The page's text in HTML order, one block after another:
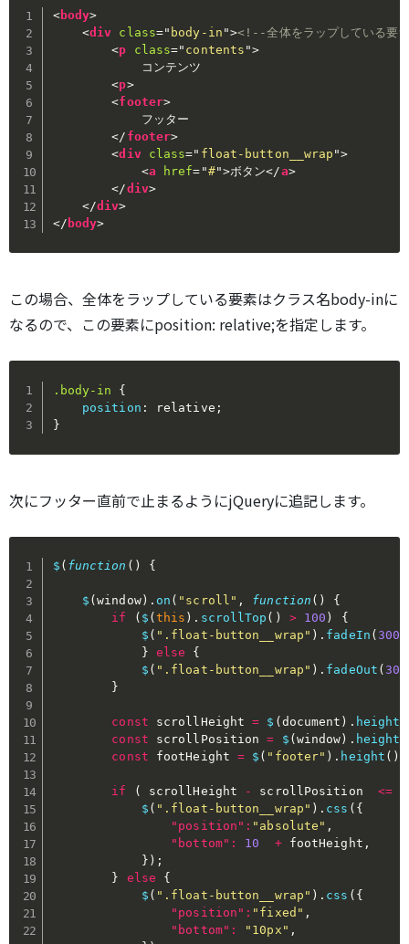
<body>
<div class=" body-in "><!--全体をラップしている要
<p class=" contents ">
            コンテンツ
<p>
<footer>
            フッター
</ footer>
<div class=" float-button__wrap ">
<a href= "#">ボタン</a>
</div>
</div>
</ body>
この場合、全体をラップしている要素はクラス名body-inに
なるので、この要素にposition: relative;を指定します。
.body-in
{
position : relative ;
}
次にフッター直前で止まるようにjQueryに追記します。
$ ( function ( ) {
$ (window) . on ( "scroll" , function ( )
{
if
( $ ( this ) . scrollTop ( ) > 100 )
{
$ ( ".float-button__wrap" ) . fadeIn ( 300
} else
{
$ ( ".float-button__wrap" ) . fadeOut (300
}
const scrollHeight = $ ( document ) . height
const scrollPosition = $ ( window ) . height
const footHeight = $ ( "footer" ) . height ( )
if ( scrollHeight - scrollPosition <=
$ ( ".float-button__wrap" ) . css ( {
"position" : "absolute" ,
"bottom" : 10 + footHeight ,
} ) ;
}
else
{
$ ( ".float-button__wrap" ) . css ( {
"position" : "fixed" ,
"bottom" : "10px" ,